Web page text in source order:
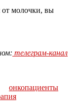
от молочки, вы
телеграм-канал
онкопациенты